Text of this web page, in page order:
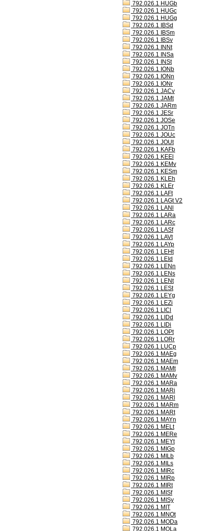
792.026.1 HUGb
792.026.1 HUGc
792.026.1 HUGg
792.026.1 IBSd
792.026.1 IBSm
792.026.1 IBSv
792.026.1 INNt
792.026.1 INSa
792.026.1 INSt
792.026.1 IONb
792.026.1 IONn
792.026.1 IONr
792.026.1 JACv
792.026.1 JAMt
792.026.1 JARm
792.026.1 JESr
792.026.1 JOSe
792.026.1 JOTn
792.026.1 JOUc
792.026.1 JOUt
792.026.1 KAFb
792.026.1 KEEl
792.026.1 KEMv
792.026.1 KESm
792.026.1 KLEh
792.026.1 KLEr
792.026.1 LAFt
792.026.1 LAGt V2
792.026.1 LANl
792.026.1 LARa
792.026.1 LARc
792.026.1 LASf
792.026.1 LAVt
792.026.1 LAYp
792.026.1 LEHt
792.026.1 LEId
792.026.1 LENn
792.026.1 LENs
792.026.1 LENt
792.026.1 LESt
792.026.1 LEYg
792.026.1 LEZi
792.026.1 LICl
792.026.1 LIDd
792.026.1 LIDi
792.026.1 LOPt
792.026.1 LORr
792.026.1 LUCp
792.026.1 MAEg
792.026.1 MAEm
792.026.1 MAMt
792.026.1 MAMv
792.026.1 MARa
792.026.1 MARi
792.026.1 MARl
792.026.1 MARm
792.026.1 MARt
792.026.1 MAYn
792.026.1 MELt
792.026.1 MERe
792.026.1 MEYt
792.026.1 MIGp
792.026.1 MILb
792.026.1 MILs
792.026.1 MIRc
792.026.1 MIRp
792.026.1 MIRt
792.026.1 MISf
792.026.1 MISy
792.026.1 MIT
792.026.1 MNOt
792.026.1 MODa
792.026.1 MOLa